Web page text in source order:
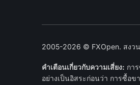
2005-2026 © FXOpen. สงว
คำเตือนเกี่ยวกับความเสี่ยง: กา
อย่างเป็นอิสระก่อนว่า การซื้อ